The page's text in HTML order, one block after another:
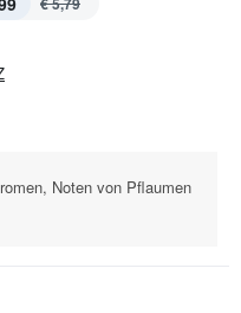
Noten von Pflaumen